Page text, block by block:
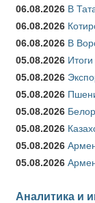
06.08.2026 В
06.08.2026
06.08.2026 В
05.08.2026
05.08.2026
05.08.2026
05.08.2026
05.08.2026
05.08.2026
05.08.2026
Аналитика и